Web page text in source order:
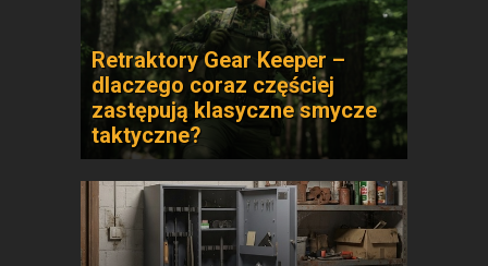
Retraktory Gear Keeper –
dlaczego coraz częściej
zastępują klasyczne smycze
taktyczne?